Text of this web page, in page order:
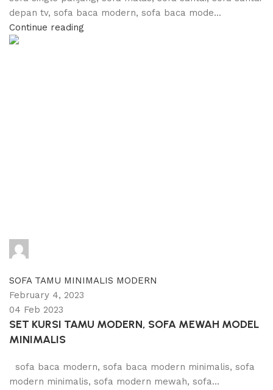
depan tv, sofa baca modern, sofa baca mode...
Continue reading
SOFA TAMU MINIMALIS MODERN
February 4, 2023
04 Feb 2023
SET KURSI TAMU MODERN, SOFA MEWAH MODEL
MINIMALIS
sofa baca modern, sofa baca modern minimalis, sofa
modern minimalis, sofa modern mewah, sofa...